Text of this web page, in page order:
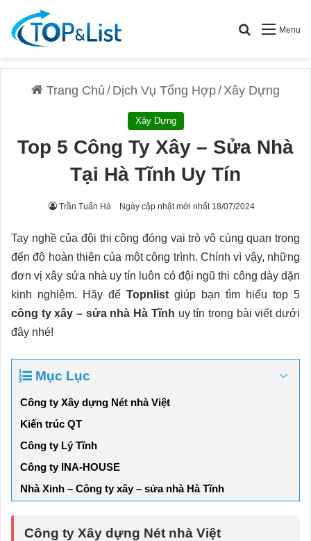
Menu
Search for
Trang Chủ / Dịch Vụ Tổng Hợp/Xây Dựng
Xây Dựng
Top 5 Công Ty Xây – Sửa Nhà
Tại Hà Tĩnh Uy Tín
Trần Tuấn Hà Ngày cập nhật mới nhất 18/07/2024
Tay nghề của đội thi công đóng vai trò vô cùng quan trọng
đến độ hoàn thiện của một công trình. Chính vì vậy, những
đơn vị xây sửa nhà uy tín luôn có đội ngũ thi công dày dặn
kinh nghiệm. Hãy để Topnlist giúp bạn tìm hiểu top 5
công ty xây – sửa nhà Hà Tĩnh uy tín trong bài viết dưới
đây nhé!
Mục Lục
Công ty Xây dựng Nét nhà Việt
Kiến trúc QT
Công ty Lý Tĩnh
Công ty INA-HOUSE
Nhà Xinh – Công ty xây – sửa nhà Hà Tĩnh
Công ty Xây dựng Nét nhà Việt